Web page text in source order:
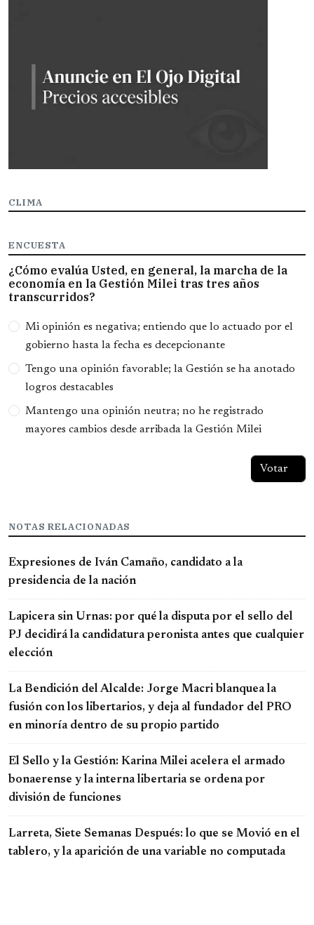
CLIMA
ENCUESTA
¿Cómo evalúa Usted, en general, la marcha de la
economía en la Gestión Milei tras tres años
transcurridos?
Opciones
Mi opinión es negativa; entiendo que lo actuado por el
gobierno hasta la fecha es decepcionante
Tengo una opinión favorable; la Gestión se ha anotado
logros destacables
Mantengo una opinión neutra; no he registrado
mayores cambios desde arribada la Gestión Milei
NOTAS RELACIONADAS
Expresiones de Iván Camaño, candidato a la
presidencia de la nación
Lapicera sin Urnas: por qué la disputa por el sello del
PJ decidirá la candidatura peronista antes que cualquier
elección
La Bendición del Alcalde: Jorge Macri blanquea la
fusión con los libertarios, y deja al fundador del PRO
en minoría dentro de su propio partido
El Sello y la Gestión: Karina Milei acelera el armado
bonaerense y la interna libertaria se ordena por
división de funciones
Larreta, Siete Semanas Después: lo que se Movió en el
tablero, y la aparición de una variable no computada